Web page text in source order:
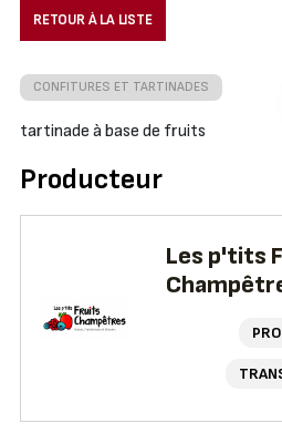
RETOUR À LA LISTE
CONFITURES ET TARTINADES
tartinade à base de fruits
Producteur
Les p'tits